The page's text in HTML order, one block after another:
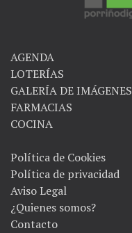
AGENDA
LOTERÍAS
GALERÍA DE IMÁGENES
FARMACIAS
COCINA
Política de Cookies
Política de privacidad
Aviso Legal
¿Quienes somos?
Contacto